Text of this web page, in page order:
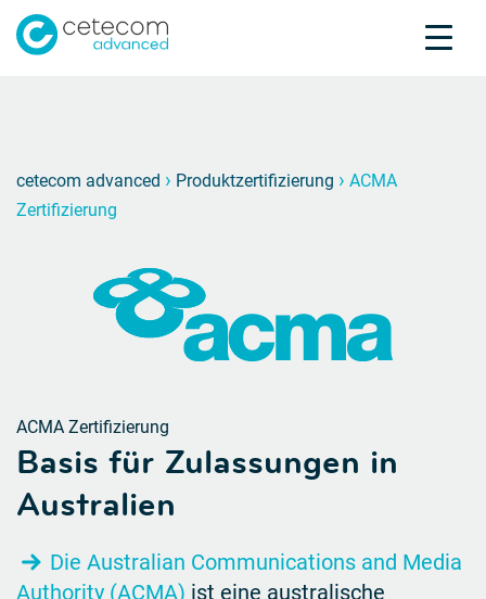
Über uns
Branchen
Knowledge Center
cetecom advanced › Produktzertifizierung › ACMA
Zertifizierung
ACMA Zertifizierung
Basis für Zulassungen in
Australien
Die Australian Communications and Media
Authority (ACMA) ist eine australische